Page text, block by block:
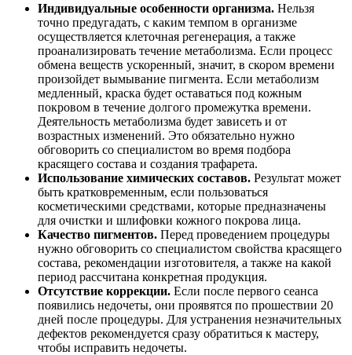
Индивидуальные особенности организма. Нельзя
точно предугадать, с каким темпом в организме
осуществляется клеточная регенерация, а также
проанализировать течение метаболизма. Если процесс
обмена веществ ускоренный, значит, в скором времени
произойдет вымывание пигмента. Если метаболизм
медленный, краска будет оставаться под кожным
покровом в течение долгого промежутка времени.
Деятельность метаболизма будет зависеть и от
возрастных изменений. Это обязательно нужно
обговорить со специалистом во время подбора
красящего состава и создания трафарета.
Использование химических составов. Результат может
быть кратковременным, если пользоваться
косметическими средствами, которые предназначены
для очистки и шлифовки кожного покрова лица.
Качество пигментов. Перед проведением процедуры
нужно обговорить со специалистом свойства красящего
состава, рекомендации изготовителя, а также на какой
период рассчитана конкретная продукция.
Отсутствие коррекции. Если после первого сеанса
появились недочеты, они проявятся по прошествии 20
дней после процедуры. Для устранения незначительных
дефектов рекомендуется сразу обратиться к мастеру,
чтобы исправить недочеты.